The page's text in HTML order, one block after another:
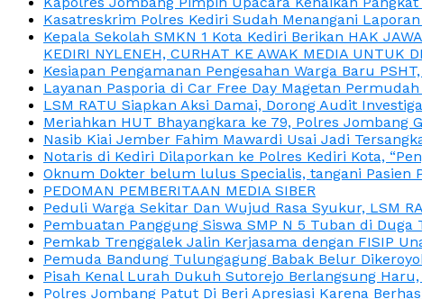
Kasatreskrim Polres Kediri Sudah Menangani
Kepala Sekolah SMKN 1 Kota Kediri Berikan HAK
KEDIRI NYLENEH, CURHAT KE AWAK MEDIA UNTUK
Kesiapan Pengamanan Pengesahan Warga Baru
Layanan Pasporia di Car Free Day Magetan
LSM RATU Siapkan Aksi Damai, Dorong Audit
Meriahkan HUT Bhayangkara ke 79, Polres Jombang
Nasib Kiai Jember Fahim Mawardi Usai Jadi
Notaris di Kediri Dilaporkan ke Polres Kediri Kota,
Oknum Dokter belum lulus Specialis, tangani Pasien
PEDOMAN PEMBERITAAN MEDIA SIBER
Peduli Warga Sekitar Dan Wujud Rasa Syukur, LSM
Pembuatan Panggung Siswa SMP N 5 Tuban di Duga
Pemkab Trenggalek Jalin Kerjasama dengan FISIP
Pemuda Bandung Tulungagung Babak Belur
Pisah Kenal Lurah Dukuh Sutorejo Berlangsung
Polres Jombang Patut Di Beri Apresiasi Karena